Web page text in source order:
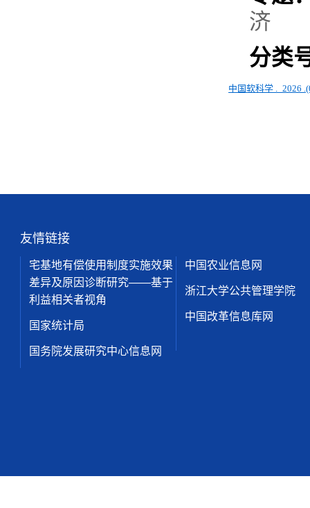
济
分类
中国软科学 . 2026
友情链接
宅基地有偿使用制度实施效果
差异及原因诊断研究——基于
利益相关者视角
国家统计局
国务院发展研究中心信息网
中国农业信息网
浙江大学公共管理学院
中国改革信息库网